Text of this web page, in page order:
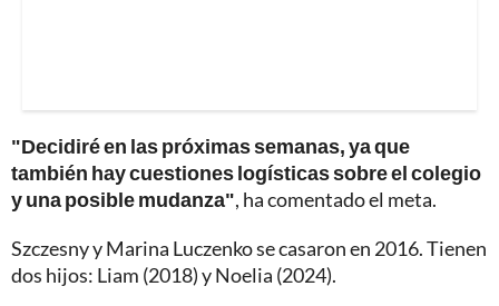
"Decidiré en las próximas semanas, ya que
también hay cuestiones logísticas sobre el colegio
y una posible mudanza", ha comentado el meta.
Szczesny y Marina Luczenko se casaron en 2016. Tienen
dos hijos: Liam (2018) y Noelia (2024).